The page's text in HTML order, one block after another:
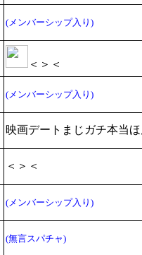
(メンバーシップ入り)
＜＞＜
(メンバーシップ入り)
映画デートまじガチ本当ほ
＜＞＜
(メンバーシップ入り)
(無言スパチャ)